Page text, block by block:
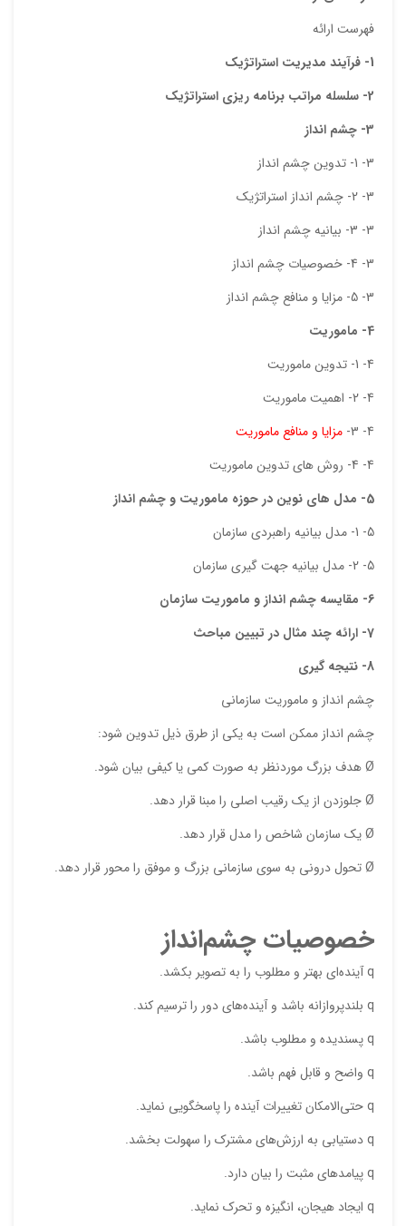
فهرست ارائه
1- فرآیند مدیریت استراتژیک
2- سلسله مراتب برنامه ریزی استراتژيک
3- چشم انداز
3- 1- تدوین چشم انداز
3- 2- چشم انداز استراتژیک
3- 3- بیانیه چشم انداز
3- 4- خصوصیات چشم انداز
3- 5- مزایا و منافع چشم انداز
4- ماموریت
4- 1- تدوین ماموریت
4- 2- اهمیت ماموریت
4- 3-
مزایا و منافع ماموریت
4- 4- روش های تدوین ماموریت
5- مدل های نوین در حوزه ماموریت و چشم انداز
5- 1- مدل بیانیه راهبردی سازمان
5- 2- مدل بیانیه جهت گیری سازمان
6- مقایسه چشم انداز و ماموریت سازمان
7- ارائه چند مثال در تبیین مباحث
8- نتیجه گیری
چشم انداز و ماموریت سازمانی
چشم انداز ممكن است به يكي از طرق ذيل تدوين شود:
Ø هدف بزرگ موردنظر به صورت كمي يا كيفي بيان شود.
Ø جلوزدن از يك رقيب اصلي را مبنا قرار دهد.
Ø يك سازمان شاخص را مدل قرار دهد.
Ø تحول دروني به سوي سازماني بزرگ و موفق را محور قرار دهد.
خصوصیات چشم‌انداز
q آینده‌ای بهتر و مطلوب را به تصویر بکشد.
q بلندپروازانه باشد و آینده‌های دور را ترسیم کند.
q پسندیده و مطلوب باشد.
q واضح و قابل فهم باشد.
q حتی‌الامکان تغییرات آینده را پاسخگویی نماید.
q دستیابی به ارزش‌های مشترک را سهولت بخشد.
q پیامدهای مثبت را بیان دارد.
q ایجاد هیجان، انگیزه و تحرک نماید.